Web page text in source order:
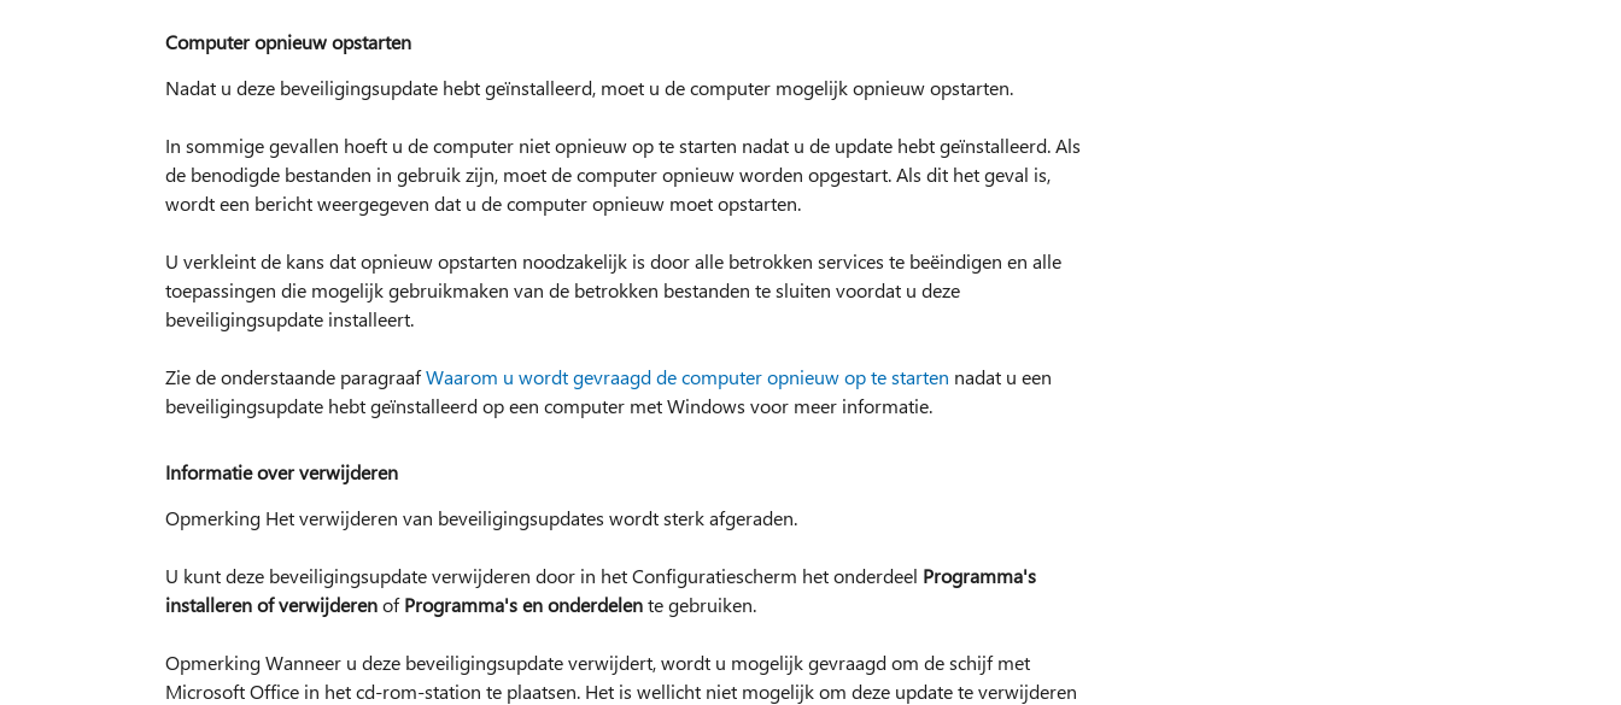
Computer opnieuw opstarten
Nadat u deze beveiligingsupdate hebt geïnstalleerd, moet u de computer mogelijk opnieuw opstarten.
In sommige gevallen hoeft u de computer niet opnieuw op te starten nadat u de update hebt geïnstalleerd. Als
de benodigde bestanden in gebruik zijn, moet de computer opnieuw worden opgestart. Als dit het geval is,
wordt een bericht weergegeven dat u de computer opnieuw moet opstarten.
U verkleint de kans dat opnieuw opstarten noodzakelijk is door alle betrokken services te beëindigen en alle
toepassingen die mogelijk gebruikmaken van de betrokken bestanden te sluiten voordat u deze
beveiligingsupdate installeert.
Zie de onderstaande paragraafWaarom u wordt gevraagd de computer opnieuw op te starten nadat u een
beveiligingsupdate hebt geïnstalleerd op een computer met Windows voor meer informatie.
Informatie over verwijderen
Opmerking Het verwijderen van beveiligingsupdates wordt sterk afgeraden.
U kunt deze beveiligingsupdate verwijderen door in het Configuratiescherm het onderdeel Programma's
installeren of verwijderenofProgramma's en onderdelente gebruiken.
Opmerking Wanneer u deze beveiligingsupdate verwijdert, wordt u mogelijk gevraagd om de schijf met
Microsoft Office in het cd-rom-station te plaatsen. Het is wellicht niet mogelijk om deze update te verwijderen